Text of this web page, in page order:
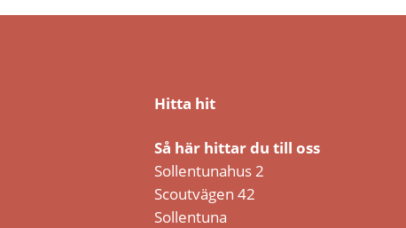
Hitta hit
Så här hittar du till oss
Sollentunahus 2
Scoutvägen 42
Sollentuna